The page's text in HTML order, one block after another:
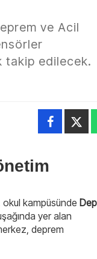
ve Acil
takip edilecek.
okul kampüsünde
yer alan
deprem